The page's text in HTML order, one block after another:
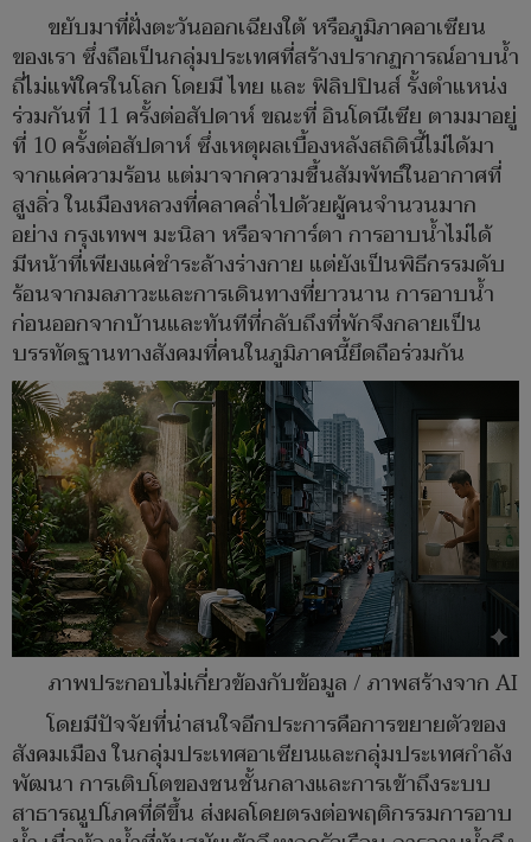
ขยับมาที่ฝั่งตะวันออกเฉียงใต้ หรือภูมิภาคอาเซียน
ของเรา ซึ่งถือเป็นกลุ่มประเทศที่สร้างปรากฏการณ์อาบน้ำ
ถี่ไม่แพ้ใครในโลก โดยมี ไทย และ ฟิลิปปินส์ รั้งตำแหน่ง
ร่วมกันที่ 11 ครั้งต่อสัปดาห์ ขณะที่ อินโดนีเซีย ตามมาอยู่
ที่ 10 ครั้งต่อสัปดาห์ ซึ่งเหตุผลเบื้องหลังสถิตินี้ไม่ได้มา
จากแค่ความร้อน แต่มาจากความชื้นสัมพัทธ์ในอากาศที่
สูงลิ่ว ในเมืองหลวงที่คลาคล่ำไปด้วยผู้คนจำนวนมาก
อย่าง กรุงเทพฯ มะนิลา หรือจาการ์ตา การอาบน้ำไม่ได้
มีหน้าที่เพียงแค่ชำระล้างร่างกาย แต่ยังเป็นพิธีกรรมดับ
ร้อนจากมลภาวะและการเดินทางที่ยาวนาน การอาบน้ำ
ก่อนออกจากบ้านและทันทีที่กลับถึงที่พักจึงกลายเป็น
บรรทัดฐานทางสังคมที่คนในภูมิภาคนี้ยึดถือร่วมกัน
ภาพประกอบไม่เกี่ยวข้องกับข้อมูล / ภาพสร้างจาก AI
โดยมีปัจจัยที่น่าสนใจอีกประการคือการขยายตัวของ
สังคมเมือง ในกลุ่มประเทศอาเซียนและกลุ่มประเทศกำลัง
พัฒนา การเติบโตของชนชั้นกลางและการเข้าถึงระบบ
สาธารณูปโภคที่ดีขึ้น ส่งผลโดยตรงต่อพฤติกรรมการอาบ